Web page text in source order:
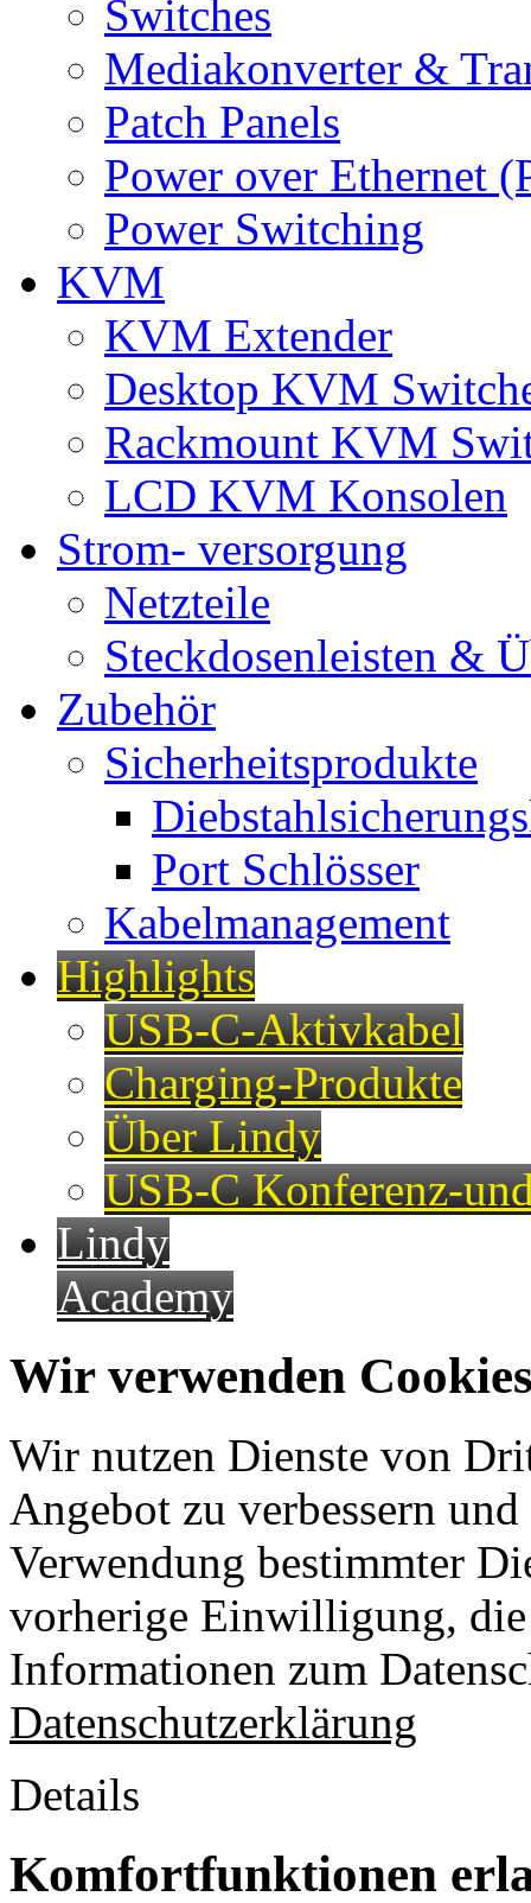
Switches
Mediakonverter &
Patch Panels
Power over Ethernet
Power Switching
KVM
KVM Extender
Desktop KVM
Rackmount KVM
LCD KVM Konsolen
Strom- versorgung
Netzteile
Steckdosenleisten &
Zubehör
Sicherheitsprodukte
Port Schlösser
Kabelmanagement
Highlights
USB-C-Aktivkabel
Charging-Produkte
Über Lindy
USB-C Konferenz-
Lindy
Academy
Wir verwenden
Wir nutzen Dienste von
Angebot zu verbessern
Verwendung bestimmter
vorherige Einwilligung,
Informationen zum
Datenschutzerklärung
Details
Komfortfunktionen